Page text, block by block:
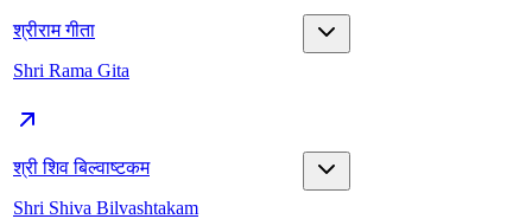
श्रीराम गीता
Shri Rama Gita
श्री शिव बिल्वाष्टकम
Shri Shiva Bilvashtakam